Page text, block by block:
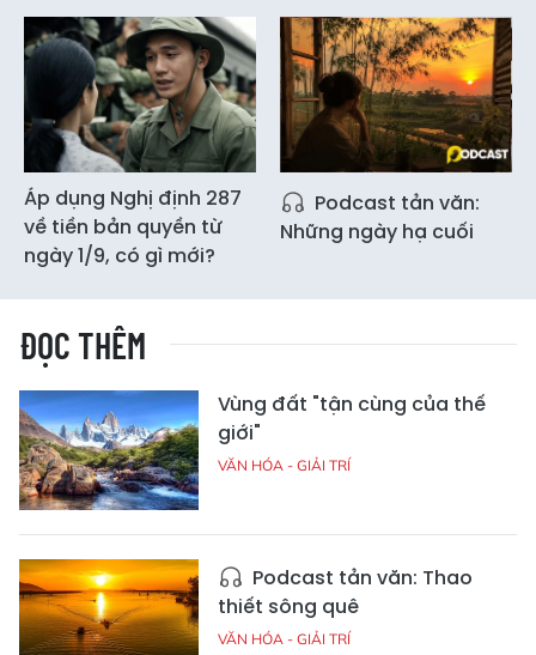
Áp dụng Nghị định 287
về tiền bản quyền từ
ngày 1/9, có gì mới?
Podcast tản văn:
Những ngày hạ cuối
ĐỌC THÊM
Vùng đất "tận cùng của thế
giới"
VĂN HÓA - GIẢI TRÍ
Podcast tản văn: Thao
thiết sông quê
VĂN HÓA - GIẢI TRÍ